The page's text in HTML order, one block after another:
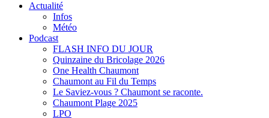
Actualité
Infos
Météo
Podcast
FLASH INFO DU JOUR
Quinzaine du Bricolage 2026
One Health Chaumont
Chaumont au Fil du Temps
Le Saviez-vous ? Chaumont se raconte.
Chaumont Plage 2025
LPO